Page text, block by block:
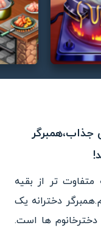
اشپزی جذاب،همبرگر
متفاوت تر از بقیه
دخترانه یک
دخترخانوم ها است.